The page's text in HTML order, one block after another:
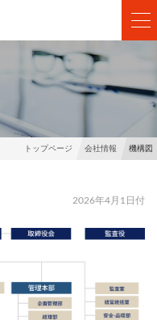
トップページ 会社情報 機構図
2026年4月1日付